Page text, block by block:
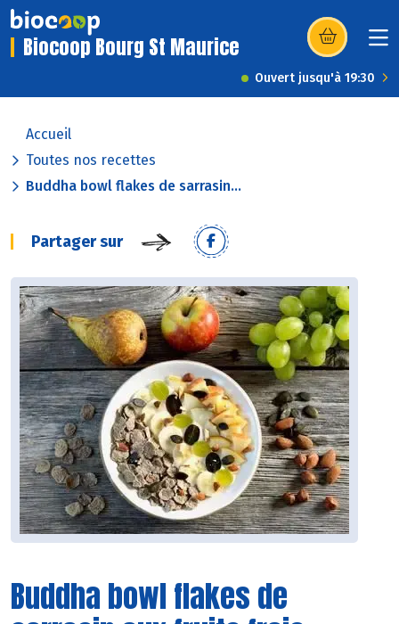
Biocoop Bourg St Maurice (s’ouvre dans
Ouvert jusqu'à 19:30
Accueil
Toutes nos recettes
Buddha bowl flakes de sarrasin...
Partager sur
Buddha bowl flakes de